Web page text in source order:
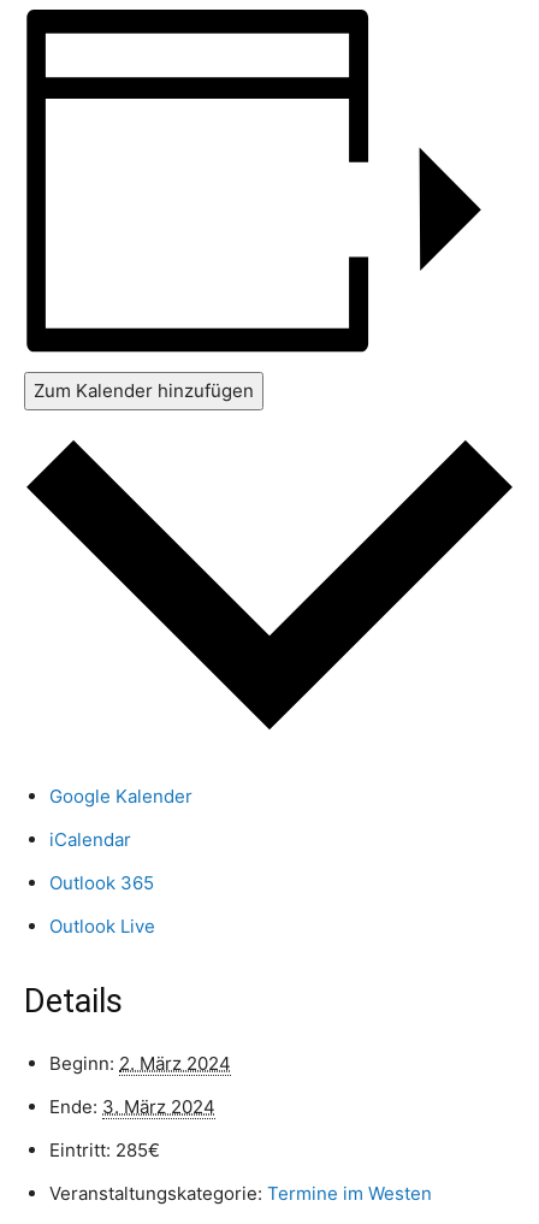
Zum Kalender hinzufügen
Google Kalender
iCalendar
Outlook 365
Outlook Live
Details
Beginn: 2. März 2024
Ende: 3. März 2024
Eintritt: 285€
Veranstaltungskategorie: Termine im Westen